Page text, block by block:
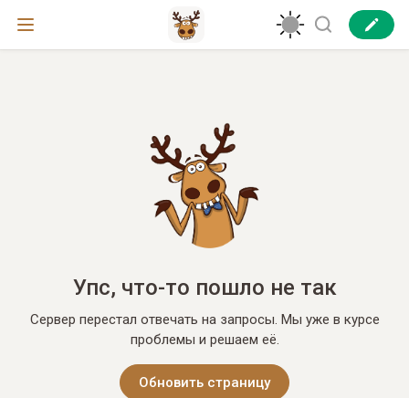
Упс, что-то пошло не так
Сервер перестал отвечать на запросы. Мы уже в курсе
проблемы и решаем её.
Обновить страницу